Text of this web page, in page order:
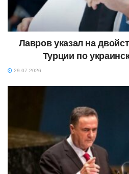
Лавров указал на
Турции по
29.07.2026